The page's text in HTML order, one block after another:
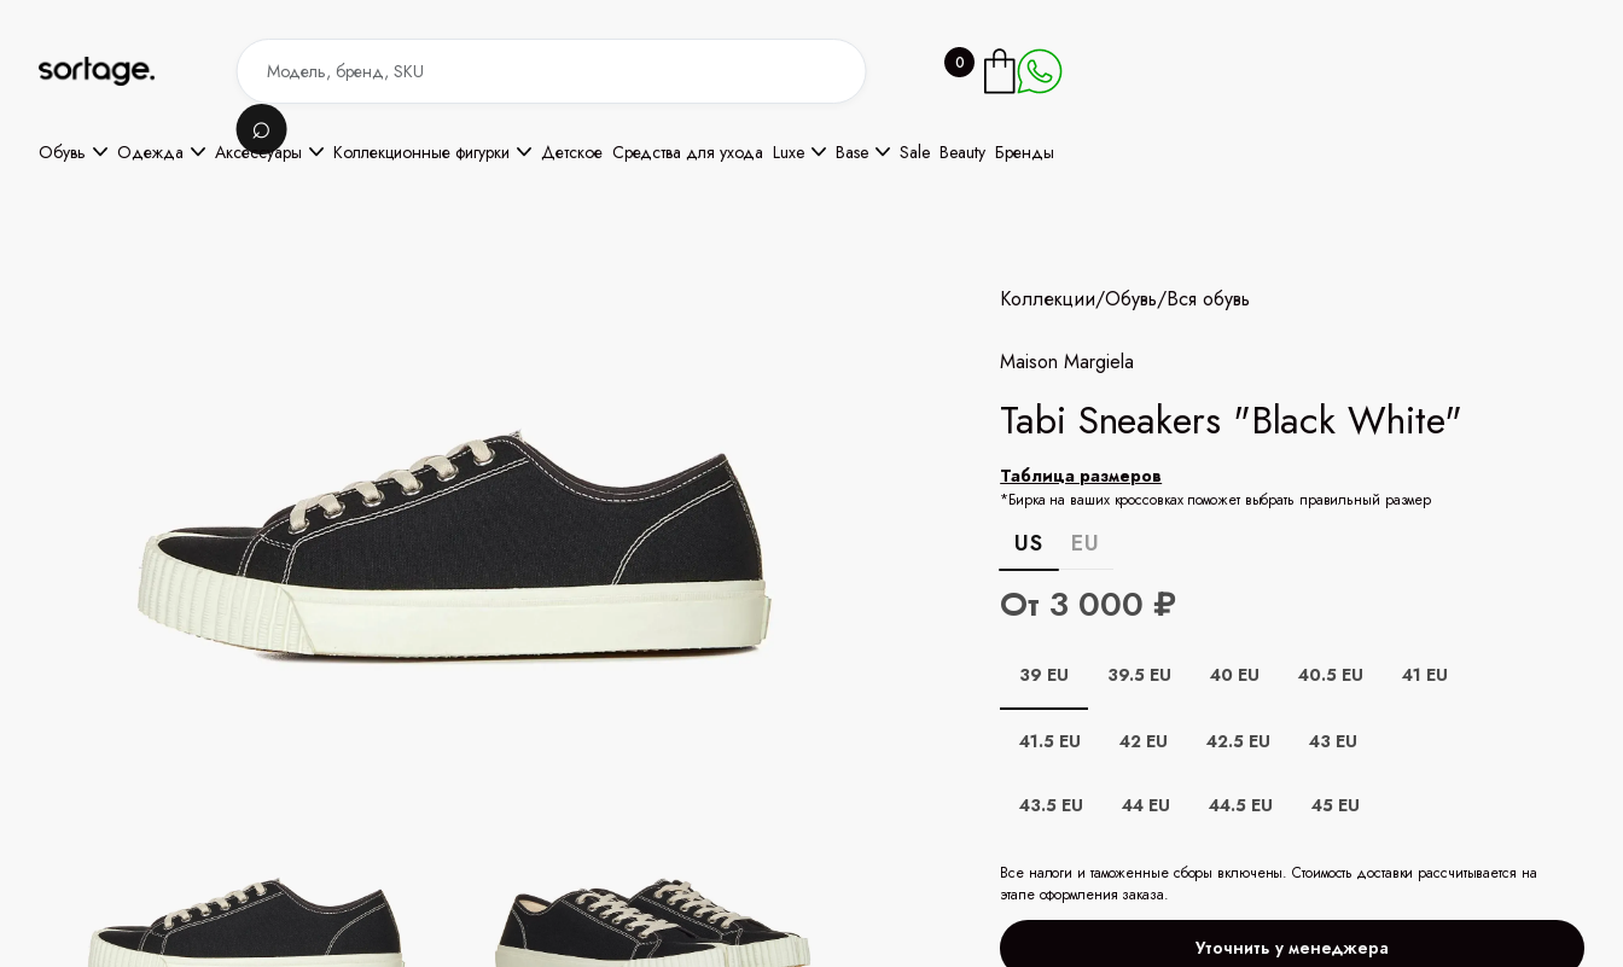
0
Обувь Одежда Аксессуары Коллекционные фигурки Детское Средства для ухода Luxe Base Sale Beauty Бренды
Коллекции/Обувь/Вся обувь
Maison Margiela
Tabi Sneakers "Black White"
Таблица размеров
*Бирка на ваших кроссовках поможет выбрать правильный размер
US EU
От 3 000 ₽
39 EU 39.5 EU 40 EU 40.5 EU 41 EU
41.5 EU 42 EU 42.5 EU 43 EU
43.5 EU 44 EU 44.5 EU 45 EU
Все налоги и таможенные сборы включены. Стоимость доставки рассчитывается на
этапе оформления заказа.
Уточнить у менеджера